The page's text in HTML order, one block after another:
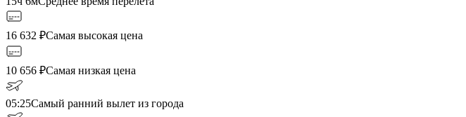
16 632 ₽Самая высокая цена
10 656 ₽Самая низкая цена
05:25Самый ранний вылет из города